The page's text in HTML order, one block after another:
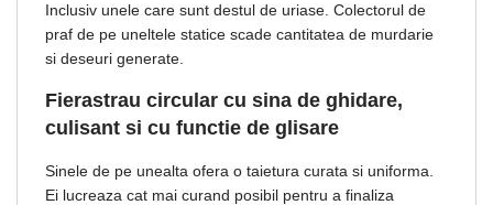
Inclusiv unele care sunt destul de uriase. Colectorul de
praf de pe uneltele statice scade cantitatea de murdarie
si deseuri generate.
Fierastrau circular cu sina de ghidare,
culisant si cu functie de glisare
Sinele de pe unealta ofera o taietura curata si uniforma.
Ei lucreaza cat mai curand posibil pentru a finaliza